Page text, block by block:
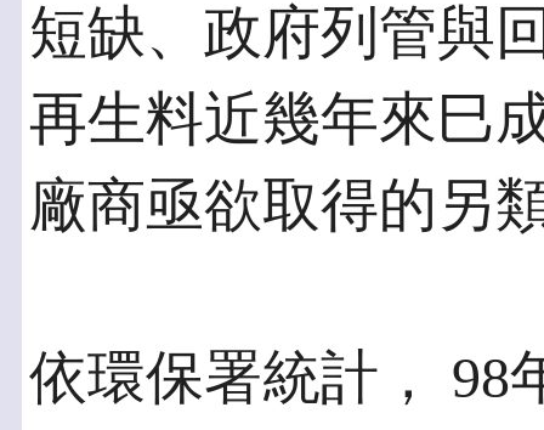
短缺、政府列管與
再生料近幾年來巳
廠商亟欲取得的另
依環保署統計， 98